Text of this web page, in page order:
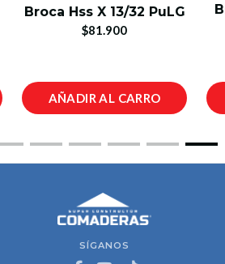
Broca Hss X 13/32 PuLG
$81.900
AÑADIR AL CARRO
SÍGANOS